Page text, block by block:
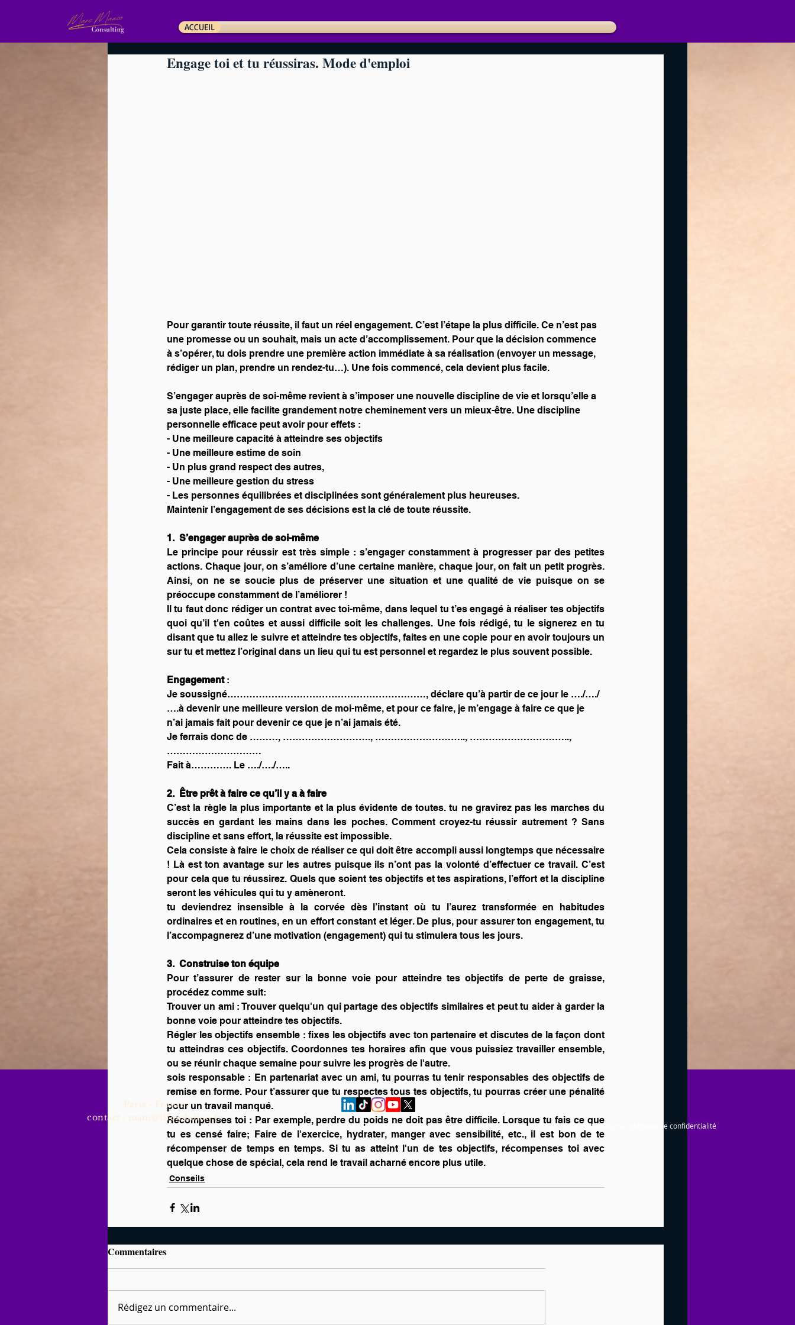
ACCUEIL
Engage toi et tu réussiras. Mode d'emploi
Pour garantir toute réussite, il faut un réel engagement. C’est l’étape la plus difficile. Ce n’est pas
une promesse ou un souhait, mais un acte d’accomplissement. Pour que la décision commence
à s’opérer, tu dois prendre une première action immédiate à sa réalisation (envoyer un message,
rédiger un plan, prendre un rendez-tu…). Une fois commencé, cela devient plus facile.
S’engager auprès de soi-même revient à s’imposer une nouvelle discipline de vie et lorsqu’elle a
sa juste place, elle facilite grandement notre cheminement vers un mieux-être. Une discipline
personnelle efficace peut avoir pour effets :
- Une meilleure capacité à atteindre ses objectifs
- Une meilleure estime de soin
- Un plus grand respect des autres,
- Une meilleure gestion du stress
- Les personnes équilibrées et disciplinées sont généralement plus heureuses.
Maintenir l’engagement de ses décisions est la clé de toute réussite.
1.  S’engager auprès de soi-même
Le principe pour réussir est très simple : s’engager constamment à progresser par des petites
actions. Chaque jour, on s’améliore d’une certaine manière, chaque jour, on fait un petit progrès.
Ainsi, on ne se soucie plus de préserver une situation et une qualité de vie puisque on se
préoccupe constamment de l’améliorer !
Il tu faut donc rédiger un contrat avec toi-même, dans lequel tu t’es engagé à réaliser tes objectifs
quoi qu’il t'en coûtes et aussi difficile soit les challenges. Une fois rédigé, tu le signerez en tu
disant que tu allez le suivre et atteindre tes objectifs, faites en une copie pour en avoir toujours un
sur tu et mettez l’original dans un lieu qui tu est personnel et regardez le plus souvent possible.
Engagement :
Je soussigné………………………………………………………, déclare qu’à partir de ce jour le …./…./
….à devenir une meilleure version de moi-même, et pour ce faire, je m’engage à faire ce que je
n’ai jamais fait pour devenir ce que je n’ai jamais été.
Je ferrais donc de ………, ………………………., ……………………….., …………………………..,
…………………………
Fait à…………. Le …./…./…..
2.  Être prêt à faire ce qu’il y a à faire
C’est la règle la plus importante et la plus évidente de toutes. tu ne gravirez pas les marches du
succès en gardant les mains dans les poches. Comment croyez-tu réussir autrement ? Sans
discipline et sans effort, la réussite est impossible.
Cela consiste à faire le choix de réaliser ce qui doit être accompli aussi longtemps que nécessaire
! Là est ton avantage sur les autres puisque ils n’ont pas la volonté d’effectuer ce travail. C’est
pour cela que tu réussirez. Quels que soient tes objectifs et tes aspirations, l’effort et la discipline
seront les véhicules qui tu y amèneront.
tu deviendrez insensible à la corvée dès l’instant où tu l’aurez transformée en habitudes
ordinaires et en routines, en un effort constant et léger. De plus, pour assurer ton engagement, tu
l’accompagnerez d’une motivation (engagement) qui tu stimulera tous les jours.
3.  Construise ton équipe
Pour t’assurer de rester sur la bonne voie pour atteindre tes objectifs de perte de graisse,
procédez comme suit:
Trouver un ami : Trouver quelqu'un qui partage des objectifs similaires et peut tu aider à garder la
bonne voie pour atteindre tes objectifs.
Régler les objectifs ensemble : fixes les objectifs avec ton partenaire et discutes de la façon dont
tu atteindras ces objectifs. Coordonnes tes horaires afin que vous puissiez travailler ensemble,
ou se réunir chaque semaine pour suivre les progrès de l'autre.
sois responsable : En partenariat avec un ami, tu pourras tu tenir responsables des objectifs de
remise en forme. Pour t’assurer que tu respectes tous tes objectifs, tu pourras créer une pénalité
pour un travail manqué.
Récompenses toi : Par exemple, perdre du poids ne doit pas être difficile. Lorsque tu fais ce que
tu es censé faire; Faire de l'exercice, hydrater, manger avec sensibilité, etc., il est bon de te
récompenser de temps en temps. Si tu as atteint l'un de tes objectifs, récompenses toi avec
quelque chose de spécial, cela rend le travail acharné encore plus utile.
Conseils
Commentaires
Rédigez un commentaire...
Paris - France
contact : mam@lifesolution.fr
©2023 Community. Created by Life Solution Conditions d'utilisation et politique de confidentialité